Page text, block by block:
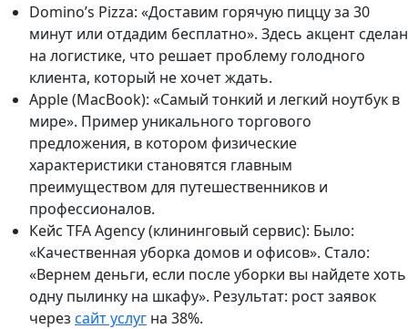
Domino’s Pizza: «Доставим горячую пиццу за 30
минут или отдадим бесплатно». Здесь акцент сделан
на логистике, что решает проблему голодного
клиента, который не хочет ждать.
Apple (MacBook): «Самый тонкий и легкий ноутбук в
мире». Пример уникального торгового
предложения, в котором физические
характеристики становятся главным
преимуществом для путешественников и
профессионалов.
Кейс TFA Agency (клининговый сервис): Было:
«Качественная уборка домов и офисов». Стало:
«Вернем деньги, если после уборки вы найдете хоть
одну пылинку на шкафу». Результат: рост заявок
через сайт услуг на 38%.